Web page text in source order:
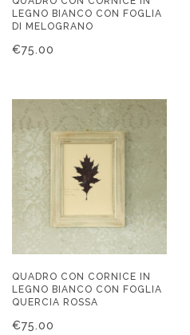
LEGNO BIANCO CON FOGLIA
DI MELOGRANO
€75.00
QUADRO CON CORNICE IN
LEGNO BIANCO CON FOGLIA
QUERCIA ROSSA
€75.00